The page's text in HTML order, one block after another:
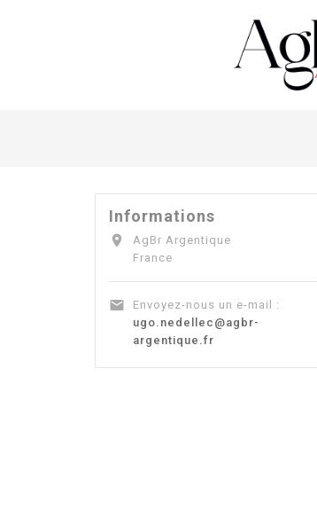
Informations

AgBr Argentique
France

Envoyez-nous un e-mail :
ugo.nedellec@agbr-
argentique.fr